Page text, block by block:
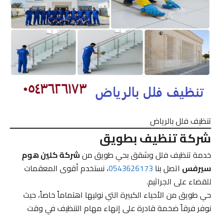
تنظيف فلل بالرياض
شركة تنظيف بطويق
خدمة تنظيف فلل وشقق بحي طويق منشركة كلين هوم
سيرفساتصل بنا0543626173، نستخدم أقوى المعقمات
للقضاء على الجراثيم.
حي طويق من الأحياء الكبيرة التي نوليها اهتماماً خاصاً، حيث
نوفر فرقاً ضخمة قادرة على إنهاء مهام التنظيف في وقت